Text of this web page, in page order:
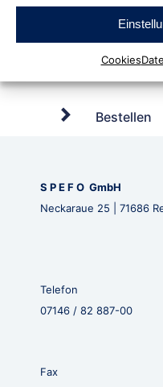
Cookies
Bestellen
S P E F O GmbH
Neckaraue 25 | 71686
Telefon
07146 / 82 887-00
Fax